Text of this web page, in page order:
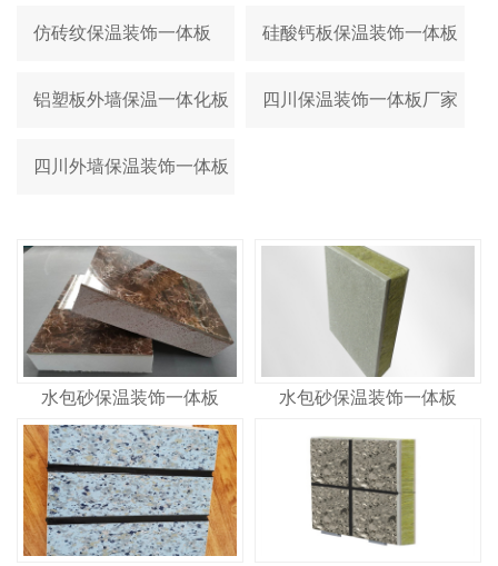
仿砖纹保温装饰一体板 硅酸钙板保温装饰一体板
铝塑板外墙保温一体化板 四川保温装饰一体板厂家
四川外墙保温装饰一体板
水包砂保温装饰一体板 水包砂保温装饰一体板